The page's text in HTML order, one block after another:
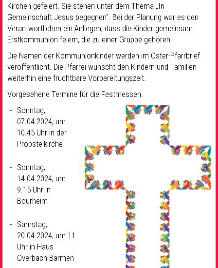
Kirchen gefeiert. Sie stehen unter dem Thema „In
Gemeinschaft Jesus begegnen“. Bei der Planung war es den
Verantwortlichen ein Anliegen, dass die Kinder gemeinsam
Erstkommunion feiern, die zu einer Gruppe gehören.
Die Namen der Kommunionkinder werden im Oster-Pfarrbrief
veröffentlicht. Die Pfarrei wünscht den Kindern und Familien
weiterhin eine fruchtbare Vorbereitungszeit.
Vorgesehene Termine für die Festmessen:
Sonntag,
07.04.2024, um
10.45 Uhr in der
Propsteikirche
Sonntag,
14.04.2024, um
9.15 Uhr in
Bourheim
Samstag,
20.04.2024, um 11
Uhr in Haus
Overbach Barmen